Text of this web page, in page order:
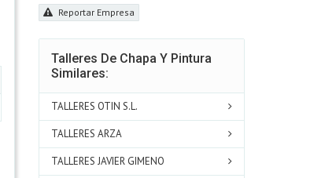
Reportar Empresa
Talleres De Chapa Y Pintura
Similares:
TALLERES OTIN S.L.
TALLERES ARZA
TALLERES JAVIER GIMENO